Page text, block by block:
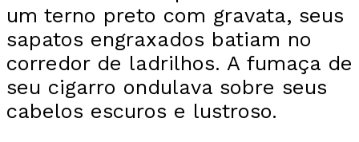
um terno preto com gravata, seus
sapatos engraxados batiam no
corredor de ladrilhos. A fumaça de
seu cigarro ondulava sobre seus
cabelos escuros e lustroso.